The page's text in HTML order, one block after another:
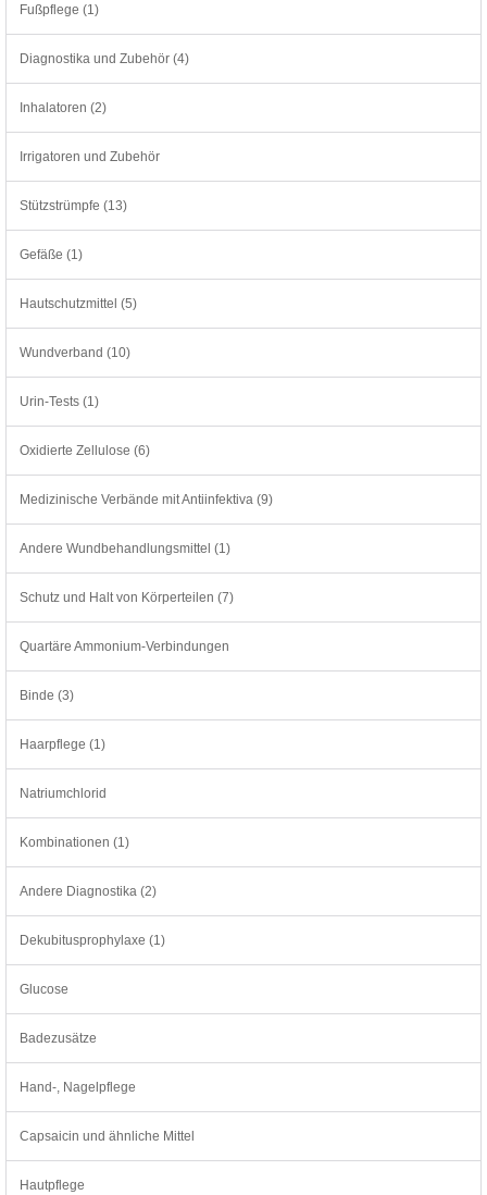
Fußpflege (1)
Diagnostika und Zubehör (4)
Inhalatoren (2)
Irrigatoren und Zubehör
Stützstrümpfe (13)
Gefäße (1)
Hautschutzmittel (5)
Wundverband (10)
Urin-Tests (1)
Oxidierte Zellulose (6)
Medizinische Verbände mit Antiinfektiva (9)
Andere Wundbehandlungsmittel (1)
Schutz und Halt von Körperteilen (7)
Quartäre Ammonium-Verbindungen
Binde (3)
Haarpflege (1)
Natriumchlorid
Kombinationen (1)
Andere Diagnostika (2)
Dekubitusprophylaxe (1)
Glucose
Badezusätze
Hand-, Nagelpflege
Capsaicin und ähnliche Mittel
Hautpflege